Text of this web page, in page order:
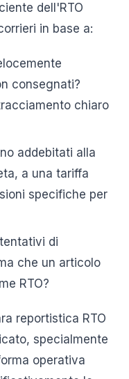
dell'RTO
in base a:
consegnati?
chiaro
addebitati alla
a una tariffa
specifiche per
di
che un articolo
RTO?
reportistica RTO
specialmente
operativa